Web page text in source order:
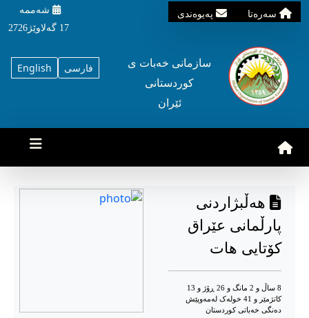
سه‌ره‌تا په‌یوه‌ندی
شه‌ممه‌
17 گه‌لاوێژ2726
English فارسی
سازمانی خه‌بات ی
کوردستانی
ئێران
هەڵبژاردنی
پارڵمانی عێراق
کۆتایی هات
8 ساڵ و 2 مانگ و 26 ڕۆژ و 13
کاتژمێر و 41 خوله‌ک له‌مه‌وپێش‌
دەنگی خەباتی کوردستان